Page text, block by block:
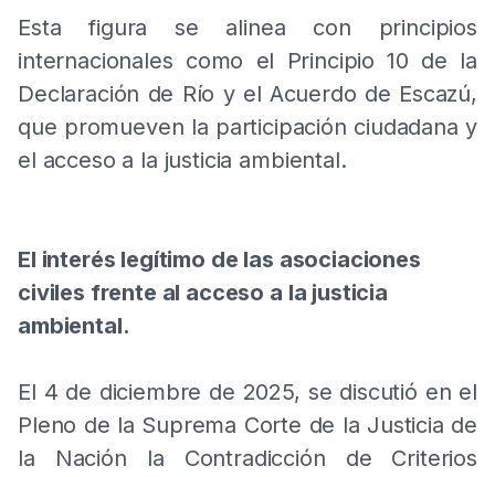
Esta figura se alinea con principios
internacionales como el Principio 10 de la
Declaración de Río y el Acuerdo de Escazú,
que promueven la participación ciudadana y
el acceso a la justicia ambiental.
El interés legítimo de las asociaciones
civiles frente al acceso a la justicia
ambiental.
El 4 de diciembre de 2025, se discutió en el
Pleno de la Suprema Corte de la Justicia de
la Nación la Contradicción de Criterios